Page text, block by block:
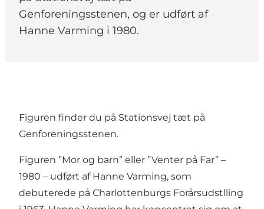
Genforeningsstenen, og er udført af
Hanne Varming i 1980.
Figuren finder du på Stationsvej tæt på
Genforeningsstenen.
Figuren ”Mor og barn” eller ”Venter på Far” –
1980 – udført af Hanne Varming, som
debuterede på Charlottenburgs Forårsudstlling